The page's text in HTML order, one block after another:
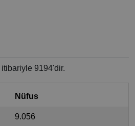
9194'dir.
Nüfus
9.056